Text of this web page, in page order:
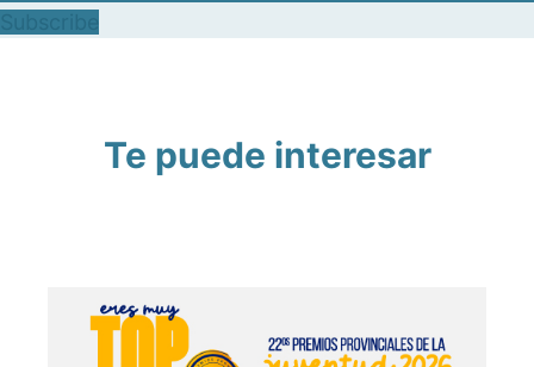
Te puede interesar